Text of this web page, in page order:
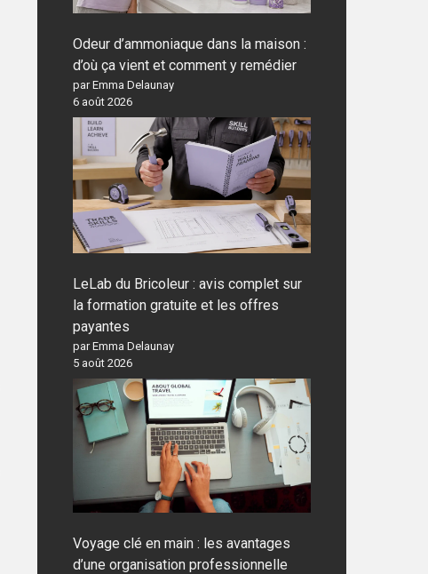
Odeur d’ammoniaque dans la maison :
d’où ça vient et comment y remédier
par Emma Delaunay
6 août 2026
LeLab du Bricoleur : avis complet sur
la formation gratuite et les offres
payantes
par Emma Delaunay
5 août 2026
Voyage clé en main : les avantages
d’une organisation professionnelle